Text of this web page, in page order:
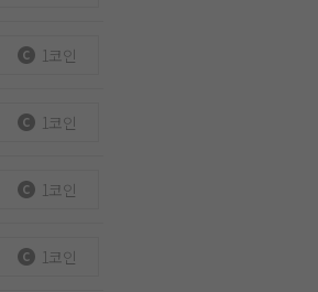
1코인
1코인
1코인
1코인